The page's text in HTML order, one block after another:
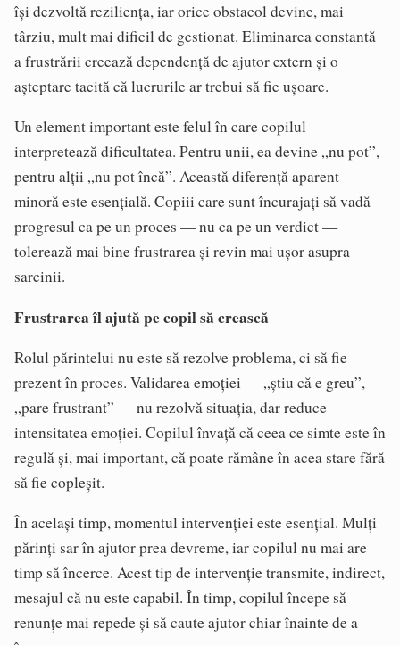
își dezvoltă reziliența, iar orice obstacol devine, mai
târziu, mult mai dificil de gestionat. Eliminarea constantă
a frustrării creează dependență de ajutor extern și o
așteptare tacită că lucrurile ar trebui să fie ușoare.
Un element important este felul în care copilul
interpretează dificultatea. Pentru unii, ea devine „nu pot”,
pentru alții „nu pot încă”. Această diferență aparent
minoră este esențială. Copiii care sunt încurajați să vadă
progresul ca pe un proces — nu ca pe un verdict —
tolerează mai bine frustrarea și revin mai ușor asupra
sarcinii.
Frustrarea îl ajută pe copil să crească
Rolul părintelui nu este să rezolve problema, ci să fie
prezent în proces. Validarea emoției — „știu că e greu”,
„pare frustrant” — nu rezolvă situația, dar reduce
intensitatea emoției. Copilul învață că ceea ce simte este în
regulă și, mai important, că poate rămâne în acea stare fără
să fie copleșit.
În același timp, momentul intervenției este esențial. Mulți
părinți sar în ajutor prea devreme, iar copilul nu mai are
timp să încerce. Acest tip de intervenție transmite, indirect,
mesajul că nu este capabil. În timp, copilul începe să
renunțe mai repede și să caute ajutor chiar înainte de a